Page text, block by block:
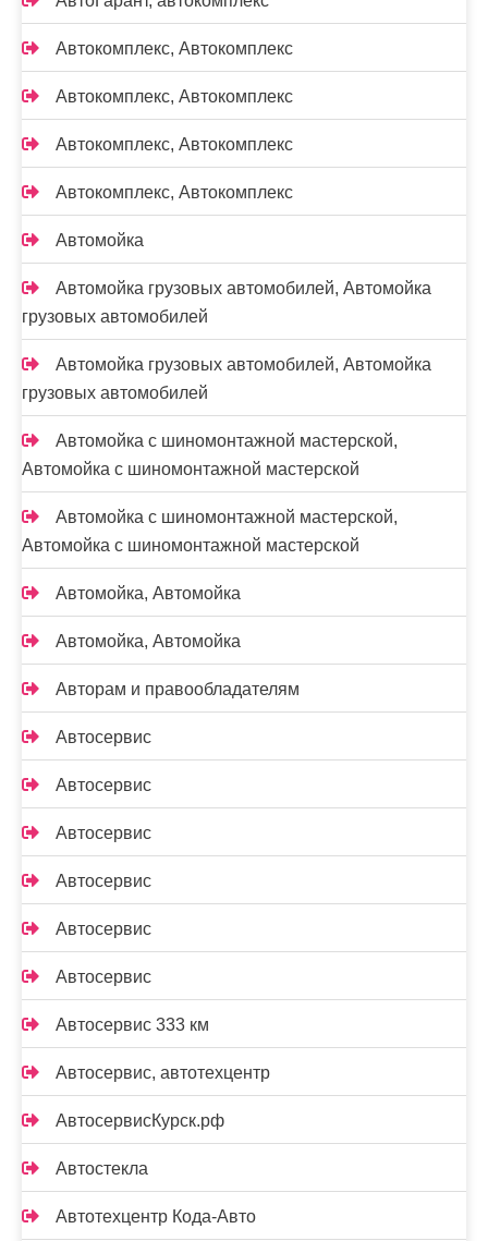
Автокомплекс, Автокомплекс
Автокомплекс, Автокомплекс
Автокомплекс, Автокомплекс
Автокомплекс, Автокомплекс
Автомойка
Автомойка грузовых автомобилей, Автомойка
грузовых автомобилей
Автомойка грузовых автомобилей, Автомойка
грузовых автомобилей
Автомойка с шиномонтажной мастерской,
Автомойка с шиномонтажной мастерской
Автомойка с шиномонтажной мастерской,
Автомойка с шиномонтажной мастерской
Автомойка, Автомойка
Автомойка, Автомойка
Авторам и правообладателям
Автосервис
Автосервис
Автосервис
Автосервис
Автосервис
Автосервис
Автосервис 333 км
Автосервис, автотехцентр
АвтосервисКурск.рф
Автостекла
Автотехцентр Кода-Авто